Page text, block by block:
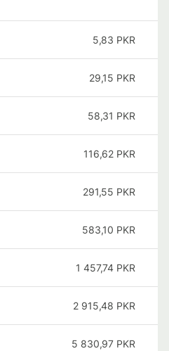
5,83 PKR
29,15 PKR
58,31 PKR
116,62 PKR
291,55 PKR
583,10 PKR
1 457,74 PKR
2 915,48 PKR
5 830,97 PKR